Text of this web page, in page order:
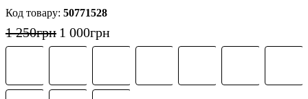
50771528
1 250грн 1 000грн